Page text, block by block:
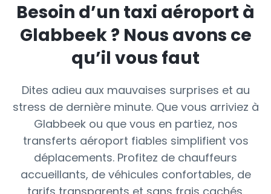
Besoin d’un taxi aéroport à
Glabbeek? Nous avons ce
qu’il vous faut
Dites adieu aux mauvaises surprises et au
stress de dernière minute. Que vous arriviez à
Glabbeek ou que vous en partiez, nos
transferts aéroport fiables simplifient vos
déplacements. Profitez de chauffeurs
accueillants, de véhicules confortables, de